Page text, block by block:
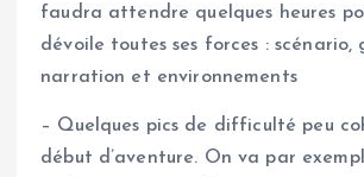
faudra attendre quelques heures
dévoile toutes ses forces : scénario,
narration et environnements
– Quelques pics de difficulté peu
début d’aventure. On va par